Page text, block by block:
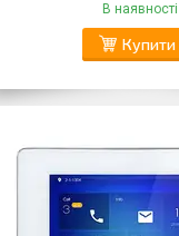
В наявності
Купити